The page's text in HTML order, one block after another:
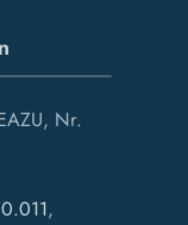
Nr.
,